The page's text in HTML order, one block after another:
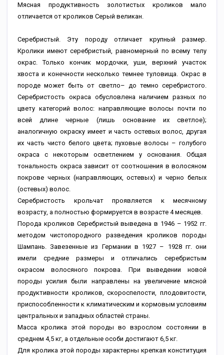
Мясная продуктивность золотистых кроликов мало
отличается от кроликов Серый великан.
Серебристый. Эту породу отличает крупный размер.
Кролики имеют серебристый, равномерный по всему телу
окрас. Только кончик мордочки, уши, верхний участок
хвоста и конечности несколько темнее туловища. Окрас в
породе может быть от светло– до темно серебристого.
Серебристость окраса обусловлена наличием разных по
цвету категорий волос: направляющие волосы почти по
всей длине черные (лишь основание их светлое);
аналогичную окраску имеет и часть остевых волос, другая
их часть чисто белого цвета; пуховые волосы – голубого
окраса с некоторым осветлением у основания. Общая
тональность окраса зависит от соотношения в волосяном
покрове черных (направляющих, остевых) и черно белых
(остевых) волос.
Серебристость крольчат проявляется к месячному
возрасту, а полностью формируется в возрасте 4 месяцев.
Порода кроликов Серебристый выведена в 1946 – 1952 гг.
методом чистопородного разведения кроликов породы
Шампань. Завезенные из Германии в 1927 – 1928 гг. они
имели средние размеры и отличались серебристым
окрасом волосяного покрова. При выведении новой
породы усилия были направлены на увеличение мясной
продуктивности кроликов, скороспелости, плодовитости,
приспособленности к климатическим и кормовым условиям
центральных и западных областей страны.
Масса кролика этой породы во взрослом состоянии в
среднем 4,5 кг, а отдельные особи достигают 6,5 кг.
Для кролика этой породы характерны крепкая конституция